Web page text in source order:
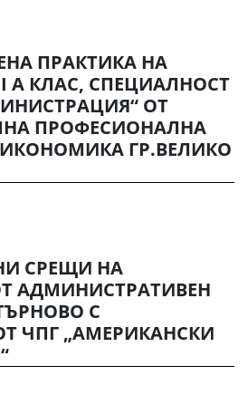
ПРАКТИКА НА
А КЛАС, СПЕЦИАЛНОСТ
ОТ
ПРОФЕСИОНАЛНА
ГР.ВЕЛИКО
СРЕЩИ НА
АДМИНИСТРАТИВЕН
С
ЧПГ „АМЕРИКАНСКИ